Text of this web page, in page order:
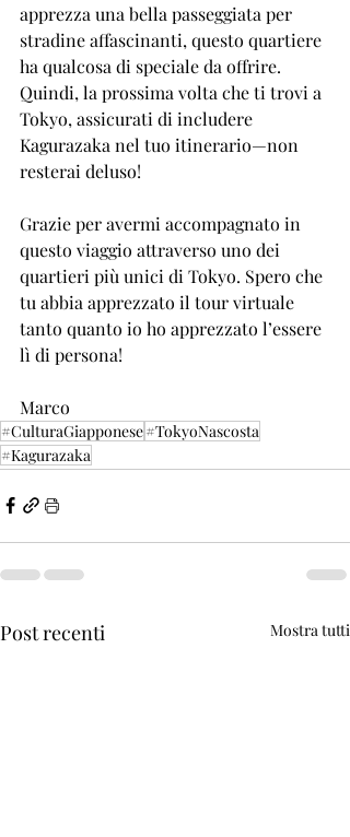
apprezza una bella passeggiata per
stradine affascinanti, questo quartiere
ha qualcosa di speciale da offrire.
Quindi, la prossima volta che ti trovi a
Tokyo, assicurati di includere
Kagurazaka nel tuo itinerario—non
resterai deluso!
Grazie per avermi accompagnato in
questo viaggio attraverso uno dei
quartieri più unici di Tokyo. Spero che
tu abbia apprezzato il tour virtuale
tanto quanto io ho apprezzato l’essere
lì di persona!
Marco
#CulturaGiapponese#TokyoNascosta
#Kagurazaka
Post recenti Mostra tutti